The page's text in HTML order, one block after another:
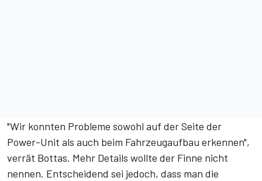
"Wir konnten Probleme sowohl auf der Seite der
Power-Unit als auch beim Fahrzeugaufbau erkennen",
verrät Bottas. Mehr Details wollte der Finne nicht
nennen. Entscheidend sei jedoch, dass man die